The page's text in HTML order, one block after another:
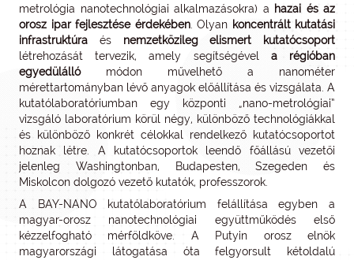
metrológia nanotechnológiai alkalmazásokra) a hazai és az
orosz ipar fejlesztése érdekében. Olyan koncentrált kutatási
infrastruktúra és nemzetközileg elismert kutatócsoport
létrehozását tervezik, amely segítségével a régióban
egyedülállómódon művelhető a nanométer
mérettartományban lévő anyagok előállítása és vizsgálata. A
kutatólaboratóriumban egy központi „nano-metrológiai”
vizsgáló laboratórium körül négy, különböző technológiákkal
és különböző konkrét célokkal rendelkező kutatócsoportot
hoznak létre. A kutatócsoportok leendő főállású vezetői
jelenleg Washingtonban, Budapesten, Szegeden és
Miskolcon dolgozó vezető kutatók, professzorok.
A BAY-NANO kutatólaboratórium felállítása egyben a
magyar-orosz nanotechnológiai együttműködés első
kézzelfogható mérföldköve. A Putyin orosz elnök
magyarországi látogatása óta felgyorsult kétoldalú